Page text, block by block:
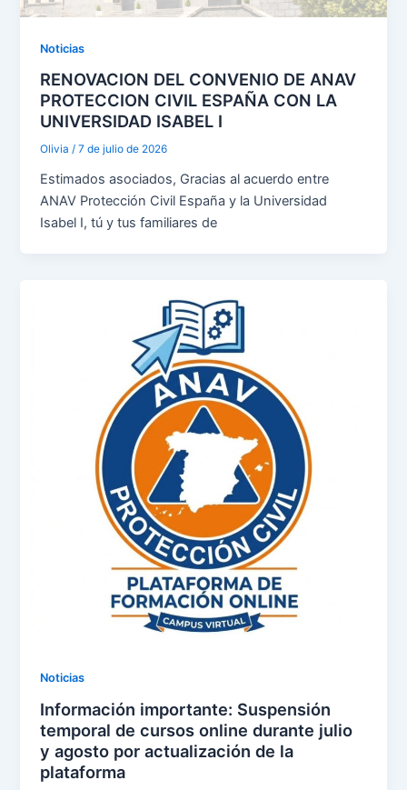
Noticias
RENOVACION DEL CONVENIO DE ANAV
PROTECCION CIVIL ESPAÑA CON LA
UNIVERSIDAD ISABEL I
Olivia/7 de julio de 2026
Estimados asociados, Gracias al acuerdo entre
ANAV Protección Civil España y la Universidad
Isabel I, tú y tus familiares de
Noticias
Información importante: Suspensión
temporal de cursos online durante julio
y agosto por actualización de la
plataforma